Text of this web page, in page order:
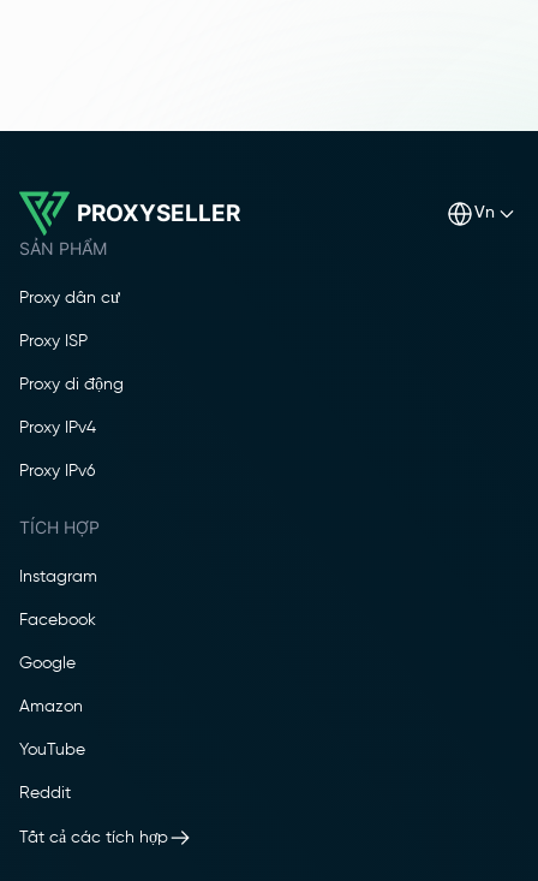
PROXYSELLER vn
SẢN PHẨM
Proxy dân cư
Proxy ISP
Proxy di động
Proxy IPv4
Proxy IPv6
TÍCH HỢP
Instagram
Facebook
Google
Amazon
YouTube
Reddit
Tất cả các tích hợp